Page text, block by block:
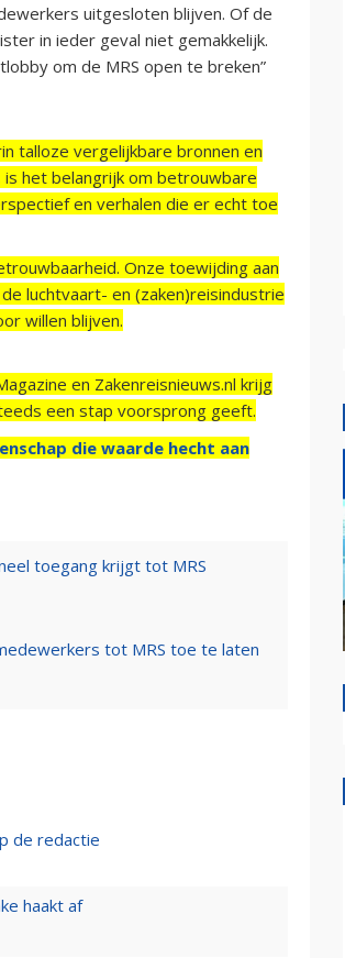
uitgesloten blijven. Of de
in ieder geval niet gemakkelijk.
om de MRS open te breken”
talloze vergelijkbare bronnen en
het belangrijk om betrouwbare
en verhalen die er echt toe
Onze toewijding aan
luchtvaart- en (zaken)reisindustrie
willen blijven.
en Zakenreisnieuws.nl krijg
een stap voorsprong geeft.
die waarde hecht aan
toegang krijgt tot MRS
tot MRS toe te laten
de redactie
haakt af